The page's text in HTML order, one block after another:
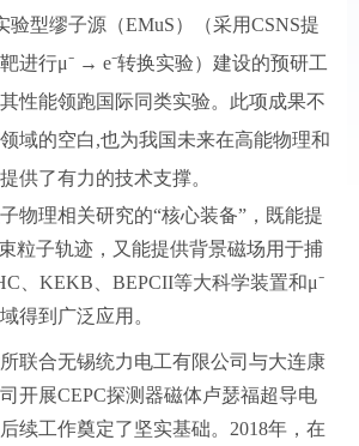
验型缪子源（EMuS）（采用CSNS提
进行μ⁻ → e⁻转换实验）建设的预研工
性能领跑国际同类实验。此项成果不
域的空白,也为我国未来在高能物理和
供了有力的技术支撑。
物理相关研究的“核心装备”，既能提
粒子轨迹，又能提供背景磁场用于捕
、KEKB、BEPCII等大科学装置和μ⁻
得到广泛应用。
联合无锡统力电工有限公司与大连康
开展CEPC探测器磁体卢瑟福超导电
续工作奠定了坚实基础。2018年，在